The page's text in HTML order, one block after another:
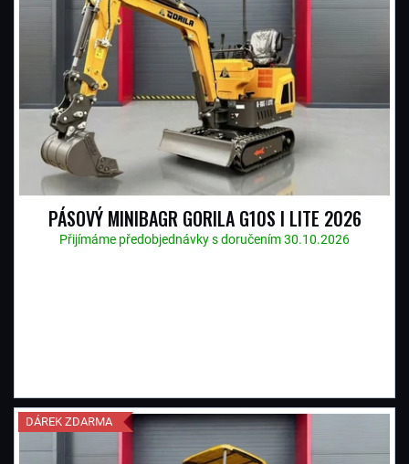
PÁSOVÝ MINIBAGR GORILA G10S I LITE 2026
Přijímáme předobjednávky s doručením 30.10.2026
DÁREK ZDARMA